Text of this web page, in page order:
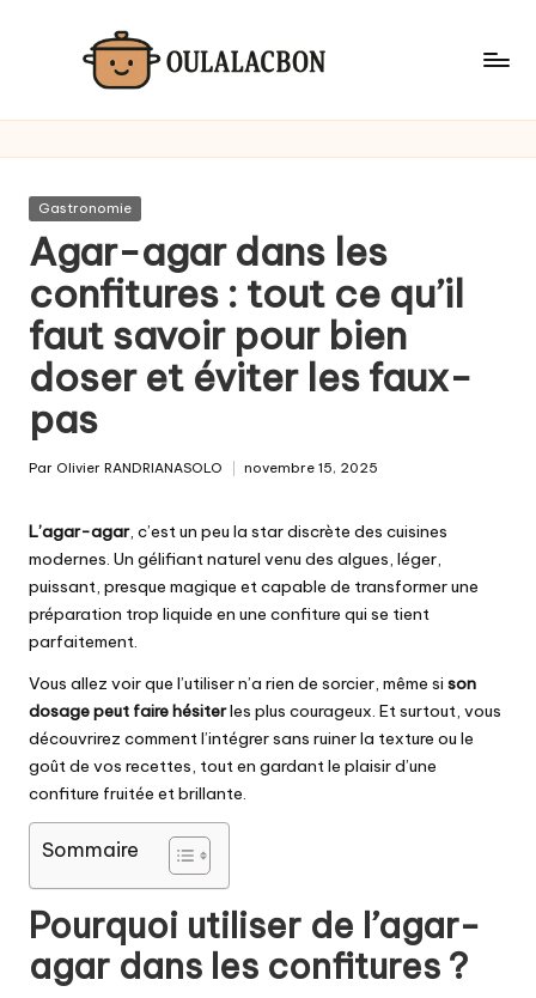
Posted
Gastronomie
Agar-agar dans les
confitures : tout ce qu’il
faut savoir pour bien
doser et éviter les faux-
pas
Par Olivier RANDRIANASOLO novembre 15, 2025
L’agar-agar, c’est un peu la star discrète des cuisines
modernes. Un gélifiant naturel venu des algues, léger,
puissant, presque magique et capable de transformer une
préparation trop liquide en une confiture qui se tient
parfaitement.
Vous allez voir que l’utiliser n’a rien de sorcier, même si son
dosage peut faire hésiterles plus courageux. Et surtout, vous
découvrirez comment l’intégrer sans ruiner la texture ou le
goût de vos recettes, tout en gardant le plaisir d’une
confiture fruitée et brillante.
Sommaire
Pourquoi utiliser de l’agar-
agar dans les confitures ?